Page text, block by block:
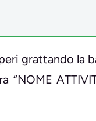
grattando la